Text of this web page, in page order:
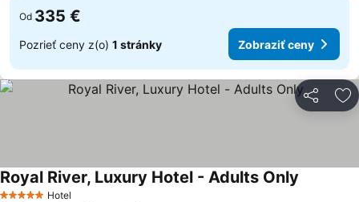
Od 335 €
Pozrieť ceny z(o) 1 stránky Zobraziť ceny
Zdieľať
Hotel
Royal River, Luxury Hotel - Adults Only